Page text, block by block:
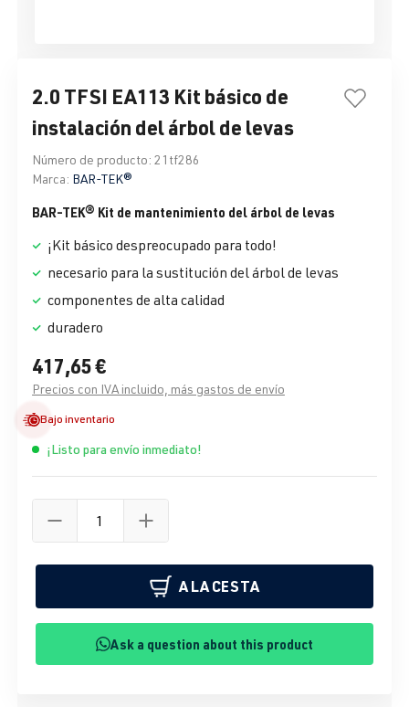
2.0 TFSI EA113 Kit básico de
instalación del árbol de levas
Número de producto: 21tf286
Marca: BAR-TEK®
BAR-TEK® Kit de mantenimiento del árbol de levas
¡Kit básico despreocupado para todo!
necesario para la sustitución del árbol de levas
componentes de alta calidad
duradero
417,65 €
Precios con IVA incluido, más gastos de envío
Bajo inventario
¡Listo para envío inmediato!
A LA CESTA
Ask a question about this product